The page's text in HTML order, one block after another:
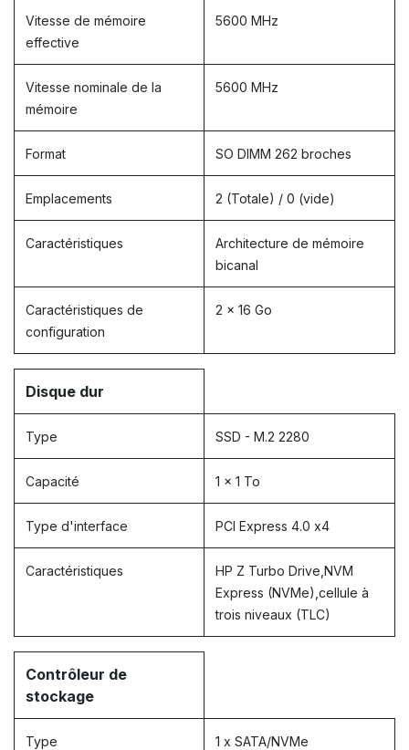
Vitesse de mémoire
effective
5600 MHz
Vitesse nominale de la
mémoire
5600 MHz
Format SO DIMM 262 broches
Emplacements 2 (Totale) / 0 (vide)
Caractéristiques
Architecture de mémoire
bicanal
Caractéristiques de
configuration
2 x 16 Go
Disque dur
Type SSD - M.2 2280
Capacité 1 x 1 To
Type d'interface PCI Express 4.0 x4
Caractéristiques
HP Z Turbo Drive,NVM
Express (NVMe),cellule à
trois niveaux (TLC)
Contrôleur de
stockage
Type 1 x SATA/NVMe